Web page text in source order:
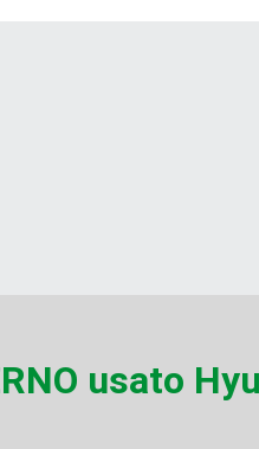
usato